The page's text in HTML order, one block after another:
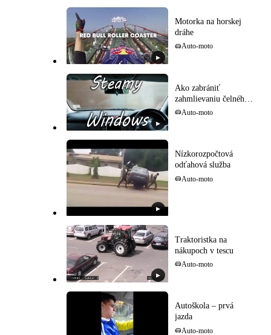
▶
Motorka na horskej
dráhe
Auto-moto
▶
Ako zabrániť
zahmlievaniu čelného
sklaAuto-moto
▶
Nízkorozpočtová
odťahová služba
Auto-moto
▶
Traktoristka na
nákupoch v tescu
Auto-moto
Autoškola – prvá
jazda
Auto-moto